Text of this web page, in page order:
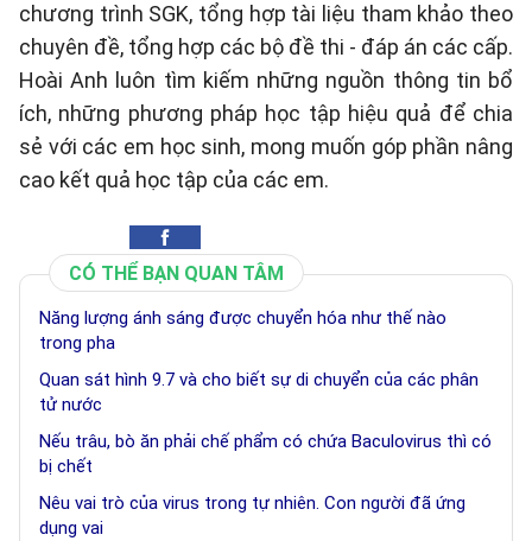
chương trình SGK, tổng hợp tài liệu tham khảo theo
chuyên đề, tổng hợp các bộ đề thi - đáp án các cấp.
Hoài Anh luôn tìm kiếm những nguồn thông tin bổ
ích, những phương pháp học tập hiệu quả để chia
sẻ với các em học sinh, mong muốn góp phần nâng
cao kết quả học tập của các em.
CÓ THỂ BẠN QUAN TÂM
Năng lượng ánh sáng được chuyển hóa như thế nào
trong pha
Quan sát hình 9.7 và cho biết sự di chuyển của các phân
tử nước
Nếu trâu, bò ăn phải chế phẩm có chứa Baculovirus thì có
bị chết
Nêu vai trò của virus trong tự nhiên. Con người đã ứng
dụng vai